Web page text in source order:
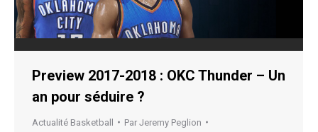
Preview 2017-2018 : OKC Thunder – Un
an pour séduire ?
Actualité Basketball Par Jeremy Peglion